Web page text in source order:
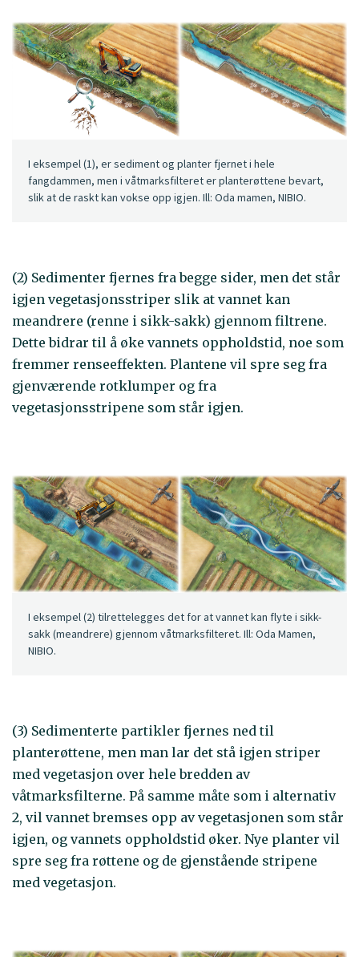
I eksempel (1), er sediment og planter fjernet i hele
fangdammen, men i våtmarksfilteret er planterøttene bevart,
slik at de raskt kan vokse opp igjen. Ill: Oda mamen, NIBIO.
(2) Sedimenter fjernes fra begge sider, men det står
igjen vegetasjonsstriper slik at vannet kan
meandrere (renne i sikk-sakk) gjennom filtrene.
Dette bidrar til å øke vannets oppholdstid, noe som
fremmer renseeffekten. Plantene vil spre seg fra
gjenværende rotklumper og fra
vegetasjonsstripene som står igjen.
I eksempel (2) tilrettelegges det for at vannet kan flyte i sikk-
sakk (meandrere) gjennom våtmarksfilteret. Ill: Oda Mamen,
NIBIO.
(3) Sedimenterte partikler fjernes ned til
planterøttene, men man lar det stå igjen striper
med vegetasjon over hele bredden av
våtmarksfilterne. På samme måte som i alternativ
2, vil vannet bremses opp av vegetasjonen som står
igjen, og vannets oppholdstid øker. Nye planter vil
spre seg fra røttene og de gjenstående stripene
med vegetasjon.